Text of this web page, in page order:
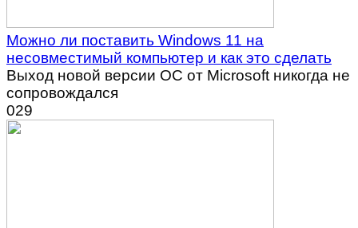
Можно ли поставить Windows 11 на
несовместимый компьютер и как это сделать
Выход новой версии ОС от Microsoft никогда не
сопровождался
029